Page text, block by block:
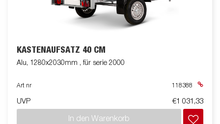
KASTENAUFSATZ 40 CM
Alu, 1280x2030mm , für serie 2000
Art nr 118388
UVP €1 031,33
In den Warenkorb